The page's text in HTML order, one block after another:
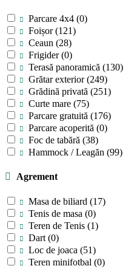
Parcare 4x4 (0)
Foișor(121)
Ceaun (28)
Frigider(0)
Terasă panoramică (130)
Grătar exterior(249)
Grădină privată (251)
Curte mare (75)
Parcare gratuită (176)
Parcare acoperită (0)
Foc de tabără (38)
Hammock / Leagăn (99)
Agrement
Masa de biliard (17)
Tenis de masa (0)
Teren de Tenis (1)
Dart (0)
Loc de joaca (51)
Teren minifotbal (0)